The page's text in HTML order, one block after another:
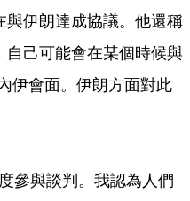
與伊朗達成協議。他還稱
自己可能會在某個時候與
伊會面。伊朗方面對此
與談判。我認為人們